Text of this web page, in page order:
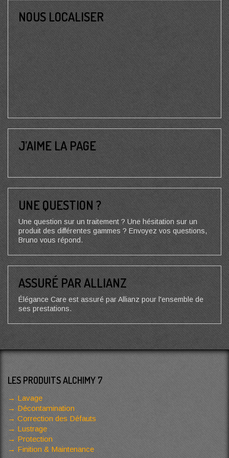
NOUS LOCALISER
J’AIME LA PAGE
UNE QUESTION ?
Une question sur un traitement ? Une hésitation sur un
produit des différentes gammes ? Envoyez vos questions,
Bruno vous répond.
ASSURÉ PAR ALLIANZ
Élégance Care est assuré par Allianz pour l'ensemble de
ses prestations.
LES PRODUITS ALCHIMY 7
Lavage
Décontamination
Correction des Défauts
Lustrage
Protection
Finition & Maintenance